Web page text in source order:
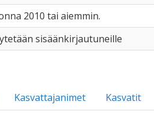
2010 tai aiemmin.
sisäänkirjautuneille
Kasvattajanimet Kasvatit